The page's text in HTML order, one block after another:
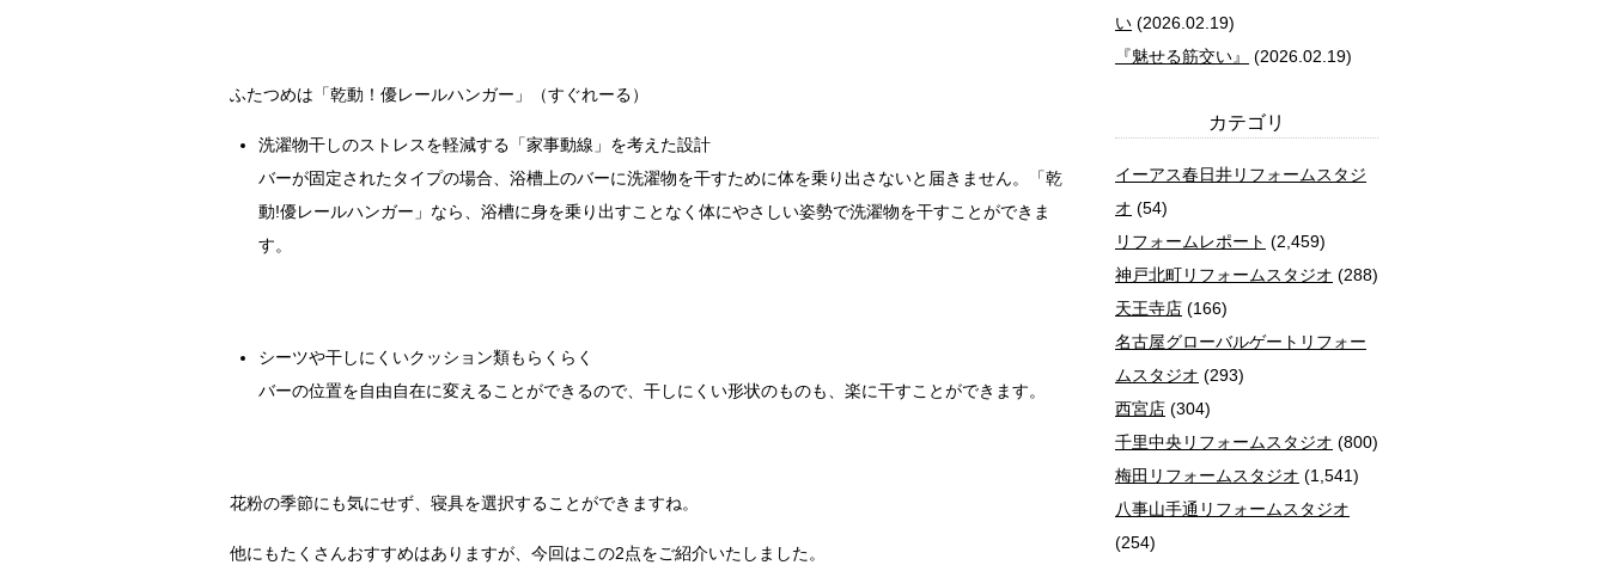
ふたつめは「乾動！優レールハンガー」（すぐれーる）
洗濯物干しのストレスを軽減する「家事動線」を考えた設計
バーが固定されたタイプの場合、浴槽上のバーに洗濯物を干すために体を乗り出さないと届きません。「乾
動!優レールハンガー」なら、浴槽に身を乗り出すことなく体にやさしい姿勢で洗濯物を干すことができま
す。
シーツや干しにくいクッション類もらくらく
バーの位置を自由自在に変えることができるので、干しにくい形状のものも、楽に干すことができます。
花粉の季節にも気にせず、寝具を選択することができますね。
他にもたくさんおすすめはありますが、今回はこの2点をご紹介いたしました。
い (2026.02.19)
『魅せる筋交い』
(2026.02.19)
カテゴリ
イーアス春日井リフォームスタジ
オ (54)
リフォームレポート (2,459)
神戸北町リフォームスタジオ (288)
天王寺店 (166)
名古屋グローバルゲートリフォー
ムスタジオ (293)
西宮店 (304)
千里中央リフォームスタジオ (800)
梅田リフォームスタジオ (1,541)
八事山手通リフォームスタジオ
(254)